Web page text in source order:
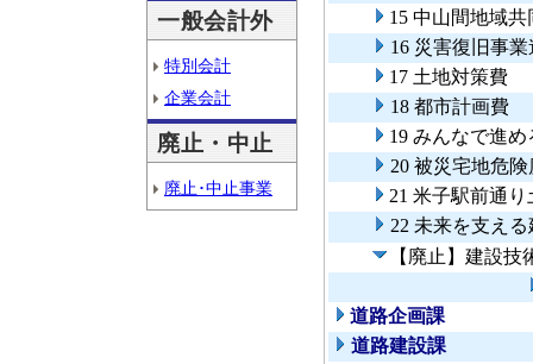
一般会計外
特別会計
企業会計
廃止・中止
廃止･中止事業
15 中山間地域
16 災害復旧事
17 土地対策費
18 都市計画費
19 みんなで進
20 被災宅地危
21 米子駅前通
22 未来を支え
【廃止】建設
道路企画課
道路建設課